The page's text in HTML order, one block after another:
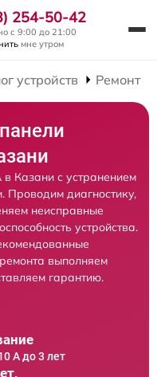
254-50-42
с 9:00 до 21:00
мне утром
устройств Ремонт
Казани с устранением
Проводим диагностику,
неисправные
устройства.
выполняем
гарантию.
A до 3 лет